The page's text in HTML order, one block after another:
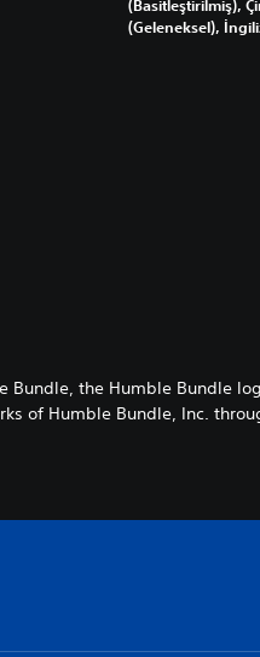
(Basitleştirilmiş),
(Geleneksel),
Bundle, the Humble Bundle
of Humble Bundle, Inc.